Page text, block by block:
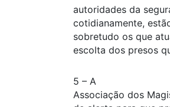
autoridades da
cotidianamente,
sobretudo os que
escolta dos presos
5 – A
Associação dos